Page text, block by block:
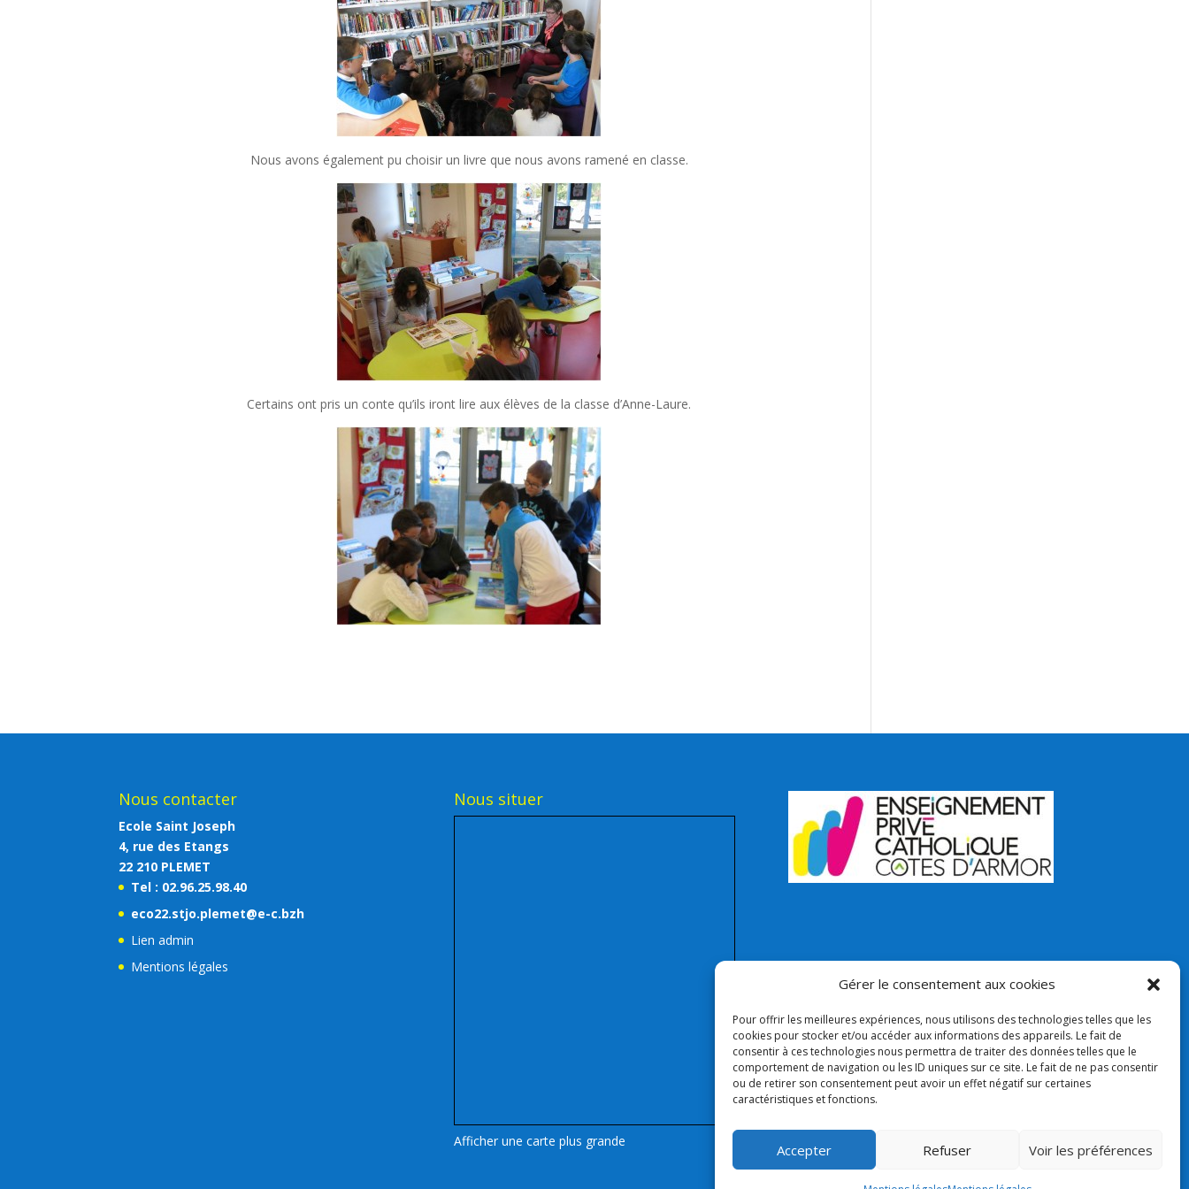
Gérer le consentement aux cookies
Pour offrir les meilleures expériences, nous utilisons des technologies telles que les
cookies pour stocker et/ou accéder aux informations des appareils. Le fait de
consentir à ces technologies nous permettra de traiter des données telles que le
comportement de navigation ou les ID uniques sur ce site. Le fait de ne pas consentir
ou de retirer son consentement peut avoir un effet négatif sur certaines
caractéristiques et fonctions.
Accepter Refuser Voir les préférences
Nous avons également pu choisir un livre que nous avons ramené en classe.
Certains ont pris un conte qu’ils iront lire aux élèves de la classe d’Anne-Laure.
Nous contacter
Ecole Saint Joseph
4, rue des Etangs
22 210 PLEMET
Tel : 02.96.25.98.40
eco22.stjo.plemet@e-c.bzh
Lien admin
Mentions légales
Nous situer
Afficher une carte plus grande